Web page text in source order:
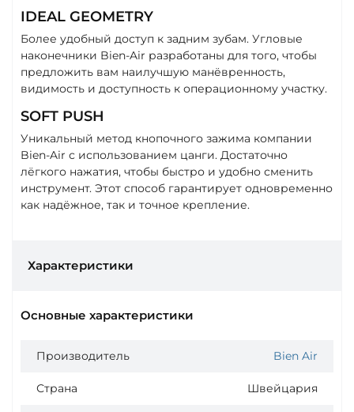
IDEAL GEOMETRY
Более удобный доступ к задним зубам. Угловые
наконечники Bien-Air разработаны для того, чтобы
предложить вам наилучшую манёвренность,
видимость и доступность к операционному участку.
SOFT PUSH
Уникальный метод кнопочного зажима компании
Bien-Air с использованием цанги. Достаточно
лёгкого нажатия, чтобы быстро и удобно сменить
инструмент. Этот способ гарантирует одновременно
как надёжное, так и точное крепление.
Характеристики
Основные характеристики
Производитель Bien Air
Страна Швейцария